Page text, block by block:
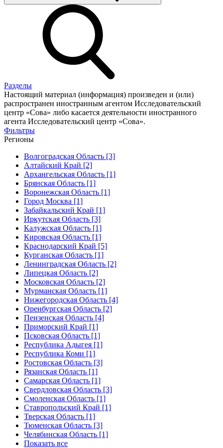
Разделы
Настоящий материал (информация) произведен и (или)
распространен иностранным агентом Исследовательский
центр «Сова» либо касается деятельности иностранного
агента Исследовательский центр «Сова».
Фильтры
Регионы
Волгоградская Область [3]
Алтайский Край [2]
Архангельская Область [1]
Брянская Область [1]
Воронежская Область [1]
Город Москва [1]
Забайкальский Край [1]
Иркутская Область [3]
Калужская Область [1]
Кировская Область [1]
Краснодарский Край [5]
Курганская Область [1]
Ленинградская Область [2]
Липецкая Область [2]
Московская Область [2]
Мурманская Область [1]
Нижегородская Область [4]
Оренбургская Область [2]
Пензенская Область [4]
Приморский Край [1]
Псковская Область [1]
Республика Адыгея [1]
Республика Коми [1]
Ростовская Область [3]
Рязанская Область [1]
Самарская Область [1]
Свердловская Область [3]
Смоленская Область [1]
Ставропольский Край [1]
Тверская Область [1]
Тюменская Область [3]
Челябинская Область [1]
Показать все